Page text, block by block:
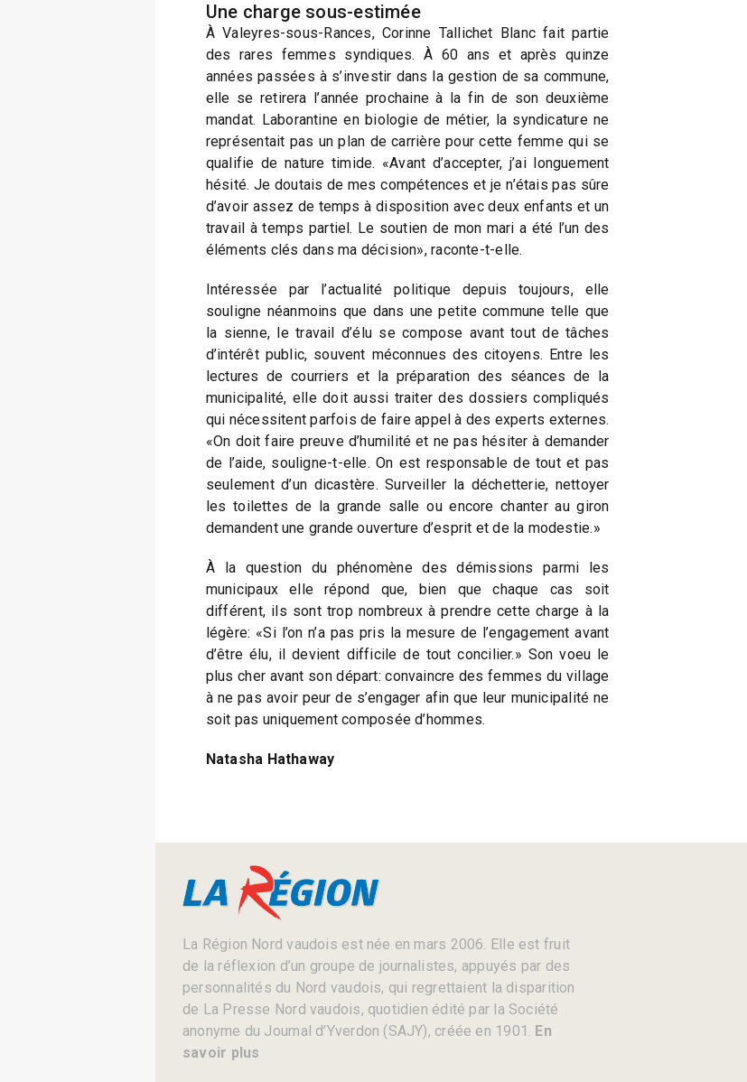
Une charge sous-estimée
À Valeyres-sous-Rances, Corinne Tallichet Blanc fait partie
des rares femmes syndiques. À 60 ans et après quinze
années passées à s’investir dans la gestion de sa commune,
elle se retirera l’année prochaine à la fin de son deuxième
mandat. Laborantine en biologie de métier, la syndicature ne
représentait pas un plan de carrière pour cette femme qui se
qualifie de nature timide. «Avant d’accepter, j’ai longuement
hésité. Je doutais de mes compétences et je n’étais pas sûre
d’avoir assez de temps à disposition avec deux enfants et un
travail à temps partiel. Le soutien de mon mari a été l’un des
éléments clés dans ma décision», raconte-t-elle.
Intéressée par l’actualité politique depuis toujours, elle
souligne néanmoins que dans une petite commune telle que
la sienne, le travail d’élu se compose avant tout de tâches
d’intérêt public, souvent méconnues des citoyens. Entre les
lectures de courriers et la préparation des séances de la
municipalité, elle doit aussi traiter des dossiers compliqués
qui nécessitent parfois de faire appel à des experts externes.
«On doit faire preuve d’humilité et ne pas hésiter à demander
de l’aide, souligne-t-elle. On est responsable de tout et pas
seulement d’un dicastère. Surveiller la déchetterie, nettoyer
les toilettes de la grande salle ou encore chanter au giron
demandent une grande ouverture d’esprit et de la modestie.»
À la question du phénomène des démissions parmi les
municipaux elle répond que, bien que chaque cas soit
différent, ils sont trop nombreux à prendre cette charge à la
légère: «Si l’on n’a pas pris la mesure de l’engagement avant
d’être élu, il devient difficile de tout concilier.» Son voeu le
plus cher avant son départ: convaincre des femmes du village
à ne pas avoir peur de s’engager afin que leur municipalité ne
soit pas uniquement composée d’hommes.
Natasha Hathaway
La Région Nord vaudois est née en mars 2006. Elle est fruit
de la réflexion d’un groupe de journalistes, appuyés par des
personnalités du Nord vaudois, qui regrettaient la disparition
de La Presse Nord vaudois, quotidien édité par la Société
anonyme du Journal d’Yverdon (SAJY), créée en 1901. En
savoir plus